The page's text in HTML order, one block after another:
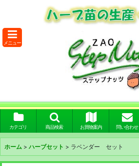
メニュー
カテゴリ 商品検索 お買物案内 問い合わせ
ホーム > ハーブセット > ラベンダー セット